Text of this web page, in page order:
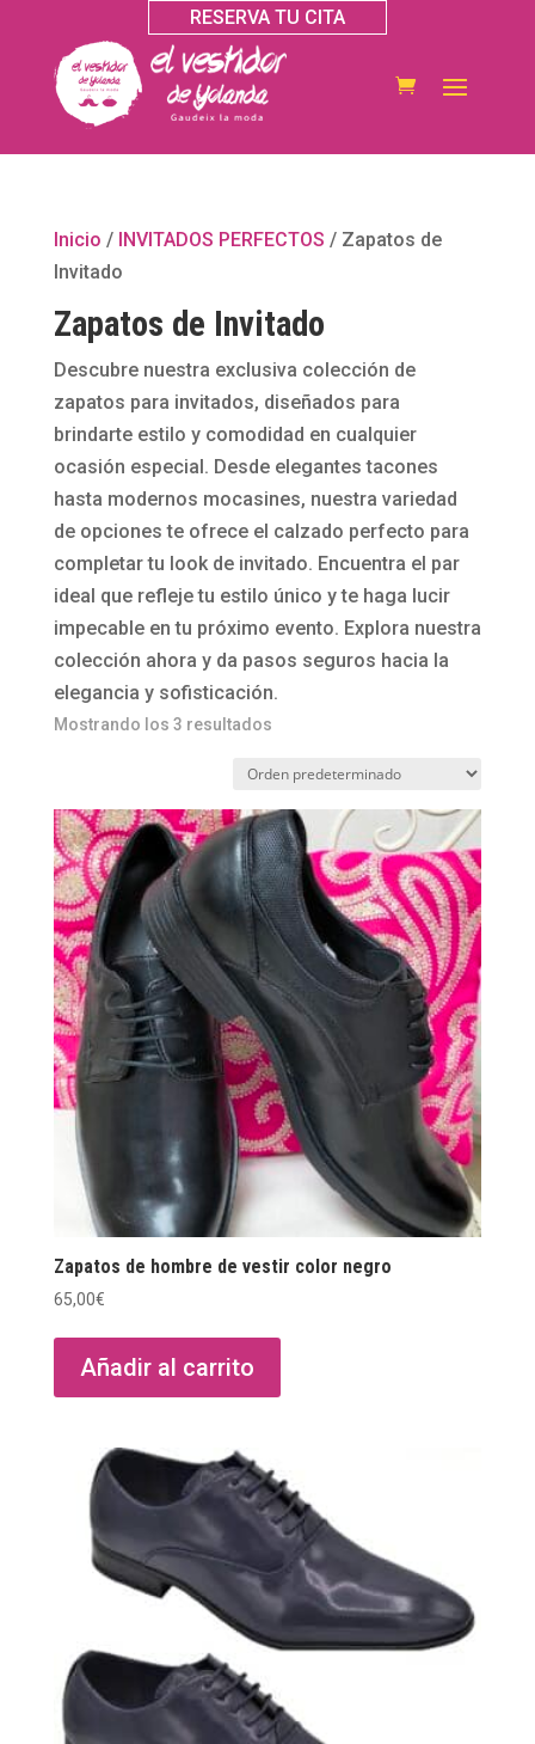
RESERVA TU CITA
Inicio / INVITADOS PERFECTOS / Zapatos de
Invitado
Zapatos de Invitado
Descubre nuestra exclusiva colección de
zapatos para invitados, diseñados para
brindarte estilo y comodidad en cualquier
ocasión especial. Desde elegantes tacones
hasta modernos mocasines, nuestra variedad
de opciones te ofrece el calzado perfecto para
completar tu look de invitado. Encuentra el par
ideal que refleje tu estilo único y te haga lucir
impecable en tu próximo evento. Explora nuestra
colección ahora y da pasos seguros hacia la
elegancia y sofisticación.
Mostrando los 3 resultados
Zapatos de hombre de vestir color negro
65,00€
Añadir al carrito